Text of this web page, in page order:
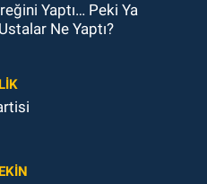
Yaptı… Peki Ya
Ne Yaptı?